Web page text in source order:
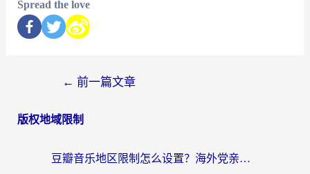
Spread the love
← 前一篇文章
版权地域限制
豆瓣音乐地区限制怎么设置？海外党亲测有效的回国加速方案来了